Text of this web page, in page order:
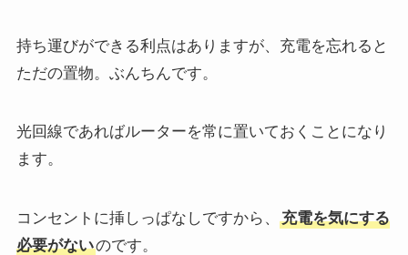
持ち運びができる利点はありますが、充電を忘れると
ただの置物。ぶんちんです。
光回線であればルーターを常に置いておくことになり
ます。
コンセントに挿しっぱなしですから、
充電を気にする
必要がないのです。